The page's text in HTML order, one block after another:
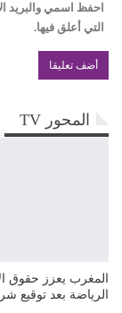
احفظ اسمي والبريد
التي أعلق فيها.
المحور TV
المغرب يعزز حقوق
الرياضة بعد توقيع